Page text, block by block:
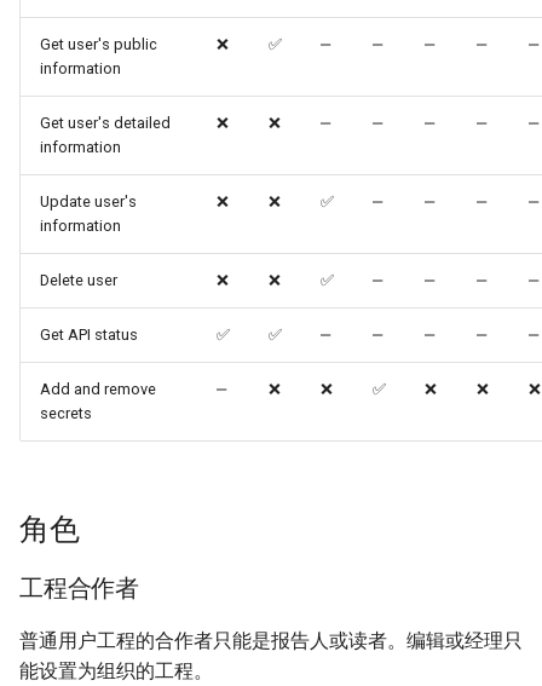
Get user's public
information
❌ ✅ ‒ ‒ ‒ ‒ ‒
Get user's detailed
information
❌ ❌ ‒ ‒ ‒ ‒ ‒
Update user's
information
❌ ❌ ✅ ‒ ‒ ‒ ‒
Delete user ❌ ❌ ✅ ‒ ‒ ‒ ‒
Get API status ✅ ✅ ‒ ‒ ‒ ‒ ‒
Add and remove
secrets
‒ ❌ ❌ ✅ ❌ ❌ ❌
角色
工程合作者
普通用户工程的合作者只能是报告人或读者。编辑或经理只
能设置为组织的工程。